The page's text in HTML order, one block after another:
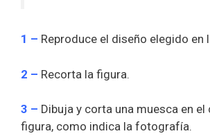
1 – Reproduce el diseño elegido en
2 – Recorta la figura.
3 – Dibuja y corta una muesca en el
figura, como indica la fotografía.